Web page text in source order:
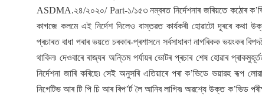
ASDMA.২৪/২০২০/ Part-১/১৫৩ নম্বৰত নিৰ্দেশনাৰ জৰিয়তে কঠোৰ
কাগজে কলমে এই নিৰ্দেশ দিলেও বাস্তৱত কাৰ্যকৰী হোৱাটো দূৰৰে কথা
প্ৰচাৰত বাধা পৰাৰ ভয়তে চৰকাৰ-প্ৰশাসনে সৰ্বসাধাৰণ নাগৰিকক ভয়ংকৰ
থাকিল৷ দেওবাৰে ৰাজ্যৰ অন্তিম পৰ্যায়ৰ ভোটৰ প্ৰচাৰ শেষ হোৱাৰ
নিৰ্দেশনা জাৰি কৰিছে৷ সেই অনুসৰি এতিয়াৰে পৰা ক’ভিডে ভয়াৱহ ৰূপ
নিগেটিভ আৰ টি পি চি আৰ ৰিপ’ৰ্ট লৈ আনিব লাগিব৷ অৱশ্যে উক্ত ক’ভিড